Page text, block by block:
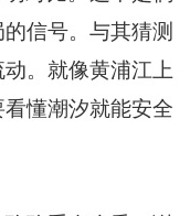
信号。与其猜测
。就像黄浦江上
懂潮汐就能安全